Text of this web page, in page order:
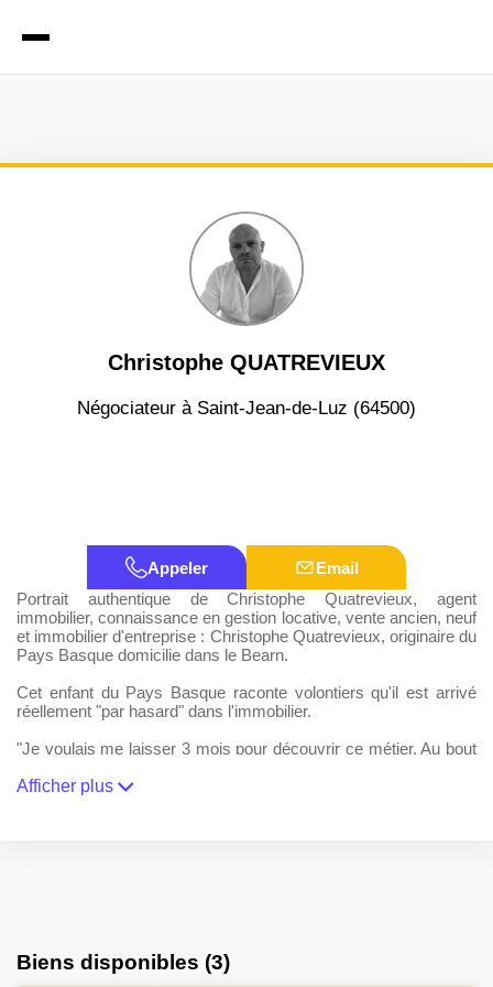
Christophe QUATREVIEUX
négociateur à Saint-Jean-de-Luz (64500)
Appeler
Email
Portrait authentique de Christophe Quatrevieux, agent
immobilier, connaissance en gestion locative, vente ancien, neuf
et immobilier d'entreprise : Christophe Quatrevieux, originaire du
Pays Basque domicilie dans le Bearn.
Cet enfant du Pays Basque raconte volontiers qu'il est arrivé
réellement "par hasard" dans l'immobilier.
"Je voulais me laisser 3 mois pour découvrir ce métier. Au bout
tâche, et depuis 18 ans cela dure."
grandi. Il saura vous guider avec passion pour trouver votre bien
au Pays Basque ou dans le Bearn.
Afficher plus
Biens disponibles (3)